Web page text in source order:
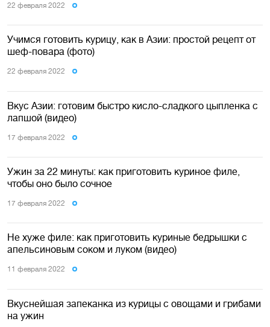
22 февраля 2022
Учимся готовить курицу, как в Азии: простой рецепт от
шеф-повара (фото)
22 февраля 2022
Вкус Азии: готовим быстро кисло-сладкого цыпленка с
лапшой (видео)
17 февраля 2022
Ужин за 22 минуты: как приготовить куриное филе,
чтобы оно было сочное
17 февраля 2022
Не хуже филе: как приготовить куриные бедрышки с
апельсиновым соком и луком (видео)
11 февраля 2022
Вкуснейшая запеканка из курицы с овощами и грибами
на ужин